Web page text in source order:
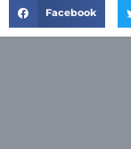
Facebook